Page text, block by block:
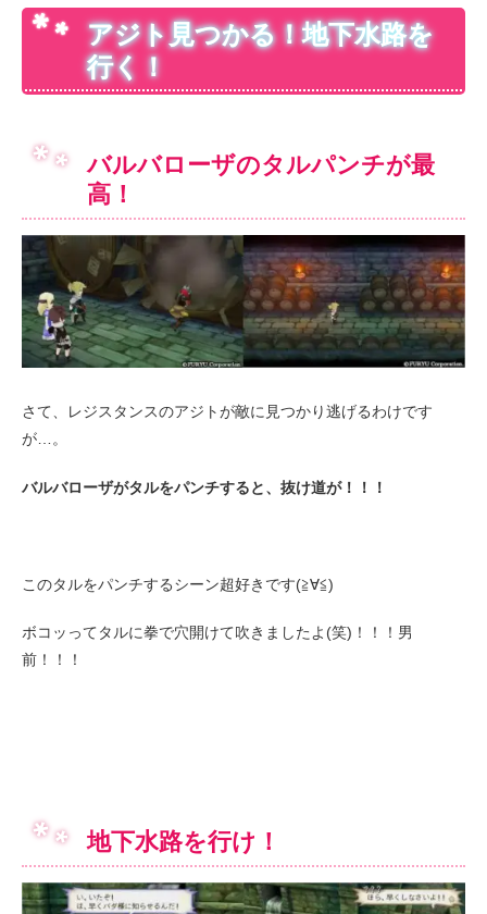
アジト見つかる！地下水路を
行く！
バルバローザのタルパンチが最
高！
さて、レジスタンスのアジトが敵に見つかり逃げるわけです
が…。
バルバローザがタルをパンチすると、抜け道が！！！
このタルをパンチするシーン超好きです(≧∀≦)
ボコッってタルに拳で穴開けて吹きましたよ(笑)！！！男
前！！！
地下水路を行け！